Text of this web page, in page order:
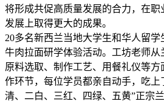
将形成共促高质量发展的合力，在
发展上取得更大的成果。
20多名新西兰当地大学生和华人留
牛肉拉面研学体验活动。工坊老师从
原料选取、制作工艺、用餐礼仪等
作环节，每位学员都亲自动手，吃上
清、二白、三红、四绿、五黄”正宗